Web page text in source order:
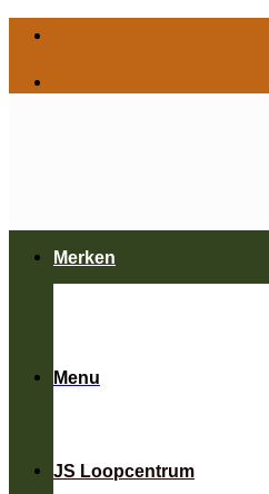
Menu
JS Loopcentrum
Merken